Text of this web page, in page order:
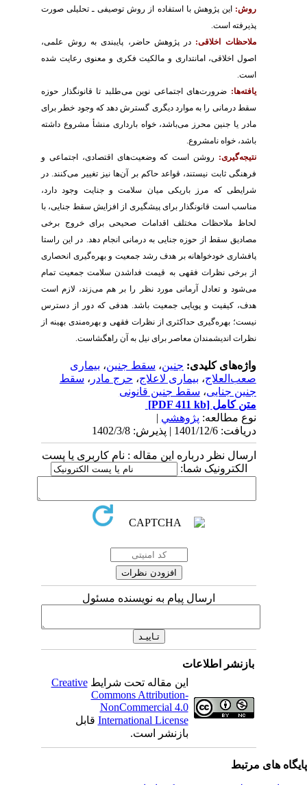
روش: این پژوهش با استفاده از روش توصیفی ـ تحلیلی صورت
پذیرفته است.
ملاحظات اخلاقی: در پژوهش حاضر، پایبندی به روش علمی،
اصول اخلاقی، امانتداری و مالکیت فکری و معنوی رعایت شده
است.
یافته‌ها: ضرورت‌های اجتماعی نوین می‌طلبد تا قانونگذار حوزه
سقط درمانی را به موارد دیگری گسترش دهد که وجود خطر برای
مادر یا جنین محرز می‌باشد، خواه بارداری منشأ مشروع داشته
باشد، خواه نامشروع.
نتیجه‌گیری: روشن است که وضعیت‌های اقتصادی، اجتماعی و
فرهنگی ثابت نیستند، قواعد حاکم بر آن‌ها نیز تغییر می‌کنند. در
شرایطی که مرز باریکی میان سلامت و جنایت وجود دارد،
مناسب است قانونگذار برای پیشگیری از افزایش سقط جنایی، با
لحاظ ملاحظات مختلف اقدامات صحیحی برای خروج برخی
مصادیق سقط از حوزه جنایی به درمانی انجام دهد. در این راستا
پافشاری خودخواهانه بر هدف رشد جمعیت و بهره‌گیری انحصاری
از برخی نظرات فقهی به قیمت فداشدن سلامت جمعیت تمام
می‌شود و تعادل آرمانی مورد نظر را بر هم می‌زند، لازم است
هدف، کیفیت و پویایی جمعیت باشد. هدفی که دور از دسترس
نیست؛ بهره‌گیری حداکثری از نظرات فقهی و بهره‌مندی بهینه از
نظرات اندیشمندان معاصر برای نیل به آن راهگشاست.
واژه‌های کلیدی:جنین،سقط جنین،بیماری
صعب‌العلاج،بیماری لاعلاج،حرج مادر، سقط
جنین جنایی،سقط جنین قانونی
متن کامل[PDF 411 kb]
نوع مطالعه:پژوهشي|
دریافت: 1401/12/6 | پذیرش: 1402/3/8
ارسال نظر درباره این مقاله : نام کاربری یا پست
الکترونیک شما:
ارسال پیام به نویسنده مسئول
بازنشر اطلاعات
این مقاله تحت شرایطCreative
Commons Attribution-
NonCommercial 4.0
International Licenseقابل
بازنشر است.
های مرتبط